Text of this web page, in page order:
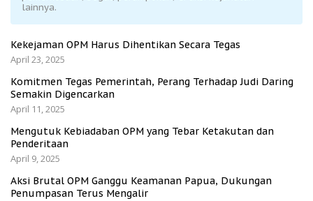
lainnya.
Kekejaman OPM Harus Dihentikan Secara Tegas
April 23, 2025
Komitmen Tegas Pemerintah, Perang Terhadap Judi Daring
Semakin Digencarkan
April 11, 2025
Mengutuk Kebiadaban OPM yang Tebar Ketakutan dan
Penderitaan
April 9, 2025
Aksi Brutal OPM Ganggu Keamanan Papua, Dukungan
Penumpasan Terus Mengalir